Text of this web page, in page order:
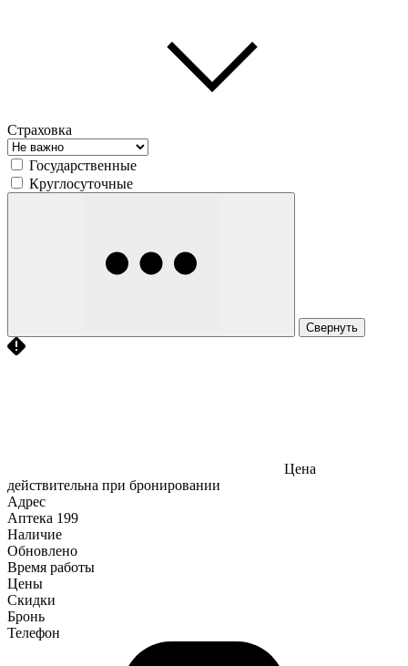
Страховка
Государственные
Круглосуточные
Свернуть
Цена
действительна при бронировании
Адрес
Аптека 199
Наличие
Обновлено
Время работы
Цены
Скидки
Бронь
Телефон